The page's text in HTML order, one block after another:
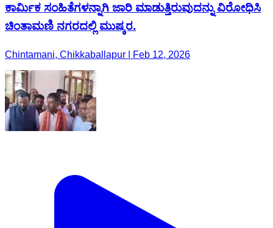
ಕಾರ್ಮಿಕ ಸಂಹಿತೆಗಳನ್ನಾಗಿ ಜಾರಿ ಮಾಡುತ್ತಿರುವುದನ್ನು ವಿರೋಧಿಸಿ
ಚಿಂತಾಮಣಿ ನಗರದಲ್ಲಿ ಮುಷ್ಕರ.
Chintamani, Chikkaballapur | Feb 12, 2026